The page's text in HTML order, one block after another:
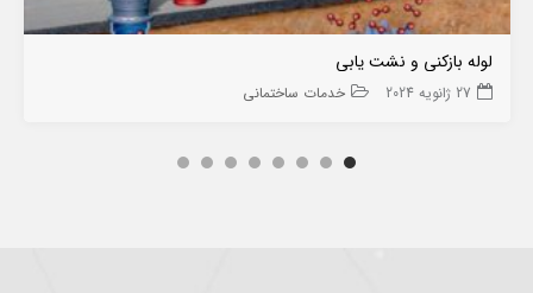
لوله بازکنی و نشت یابی
27 ژانویه 2024 خدمات ساختمانی